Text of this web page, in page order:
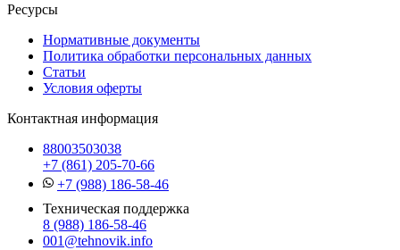
Ресурсы
Нормативные документы
Политика обработки персональных данных
Статьи
Условия оферты
Контактная информация
88003503038
+7 (861) 205-70-66
+7 (988) 186-58-46
Техническая поддержка
8 (988) 186-58-46
001@tehnovik.info